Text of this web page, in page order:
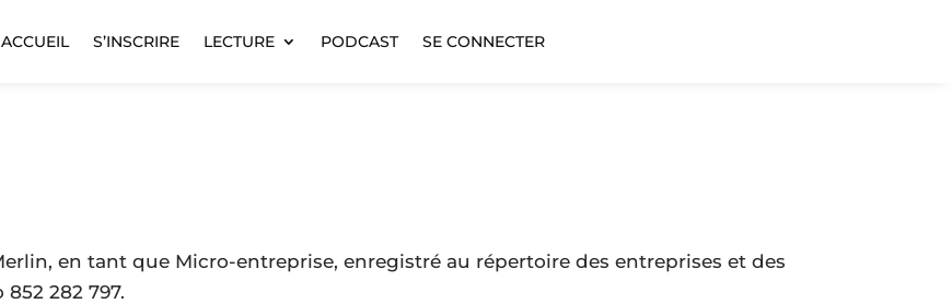
ACCUEIL S’INSCRIRE LECTURE PODCAST SE CONNECTER
en tant que Micro-entreprise, enregistré au répertoire des entreprises et des
282 797.